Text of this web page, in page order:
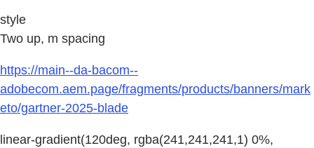
style
Two up, m spacing
https://main--da-bacom--
adobecom.aem.page/fragments/products/banners/mark
eto/gartner-2025-blade
linear-gradient(120deg, rgba(241,241,241,1) 0%,